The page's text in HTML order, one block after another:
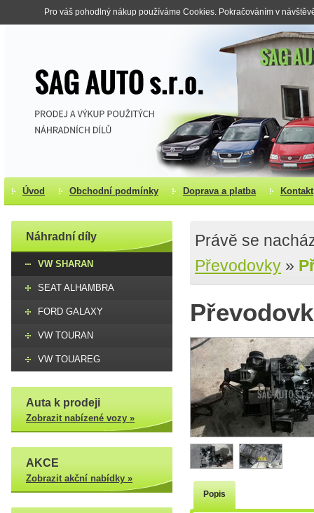
Pro váš pohodlný nákup používáme Cookies. Pokračováním v
Úvod Obchodní podmínky Doprava a platba Kontakt
Náhradní díly
VW SHARAN
SEAT ALHAMBRA
FORD GALAXY
VW TOURAN
VW TOUAREG
Auta k prodeji
Zobrazit nabízené vozy »
AKCE
Zobrazit akční nabídky »
Právě se
Převodovky »
Popis